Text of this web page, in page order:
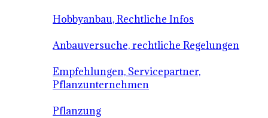
Hobbyanbau, Rechtliche Infos
Anbauversuche, rechtliche Regelungen
Empfehlungen, Servicepartner,
Pflanzunternehmen
Pflanzung